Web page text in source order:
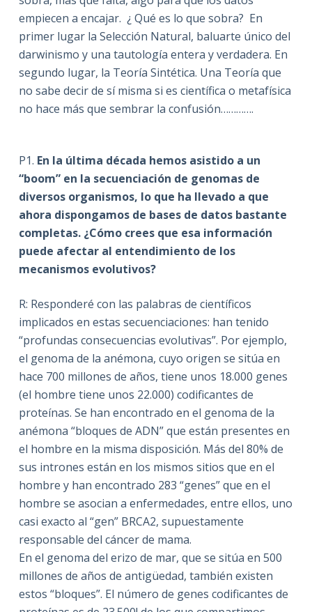
empiecen a encajar. ¿ Qué es lo que sobra? En
primer lugar la Selección Natural, baluarte único del
darwinismo y una tautología entera y verdadera. En
segundo lugar, la Teoría Sintética. Una Teoría que
no sabe decir de sí misma si es científica o metafísica
no hace más que sembrar la confusión………….
P1. En la última década hemos asistido a un
“boom” en la secuenciación de genomas de
diversos organismos, lo que ha llevado a que
ahora dispongamos de bases de datos bastante
completas. ¿Cómo crees que esa información
puede afectar al entendimiento de los
mecanismos evolutivos?
R: Responderé con las palabras de científicos
implicados en estas secuenciaciones: han tenido
“profundas consecuencias evolutivas”. Por ejemplo,
el genoma de la anémona, cuyo origen se sitúa en
hace 700 millones de años, tiene unos 18.000 genes
(el hombre tiene unos 22.000) codificantes de
proteínas. Se han encontrado en el genoma de la
anémona “bloques de ADN” que están presentes en
el hombre en la misma disposición. Más del 80% de
sus intrones están en los mismos sitios que en el
hombre y han encontrado 283 “genes” que en el
hombre se asocian a enfermedades, entre ellos, uno
casi exacto al “gen” BRCA2, supuestamente
responsable del cáncer de mama.
En el genoma del erizo de mar, que se sitúa en 500
millones de años de antigüedad, también existen
estos “bloques”. El número de genes codificantes de